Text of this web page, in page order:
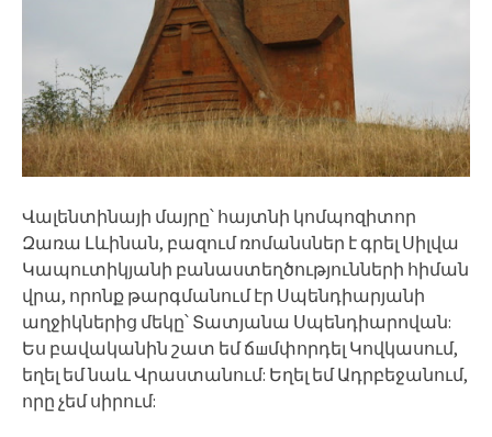
Վալենտինայի մայրը՝ հայտնի կոմպոզիտոր
Զառա Լևինան, բազում ռոմանսներ է գրել Սիլվա
Կապուտիկյանի բանաստեղծությունների հիման
վրա, որոնք թարգմանում էր Սպենդիարյանի
աղջիկներից մեկը՝ Տատյանա Սպենդիարովան:
Ես բավականին շատ եմ ճшմփորդել Կովկասում,
եղել եմ նաև Վրաստանում: Եղել եմ Ադրբեջանում,
որը չեմ սիրում: